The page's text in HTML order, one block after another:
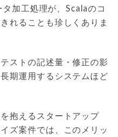
加工処理が、Scalaのコ
れることも珍しくありま
ストの記述量・修正の影
期運用するシステムほど
抱えるスタートアップ
ズ案件では、このメリッ